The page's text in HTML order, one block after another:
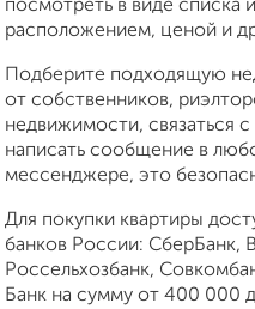
посмотреть в виде списка
расположением, ценой и
Подберите подходящую
от собственников,
недвижимости, связаться
написать сообщение в
мессенджере, это
Для покупки квартиры
банков России: СберБанк,
Россельхозбанк,
Банк на сумму от 400 000